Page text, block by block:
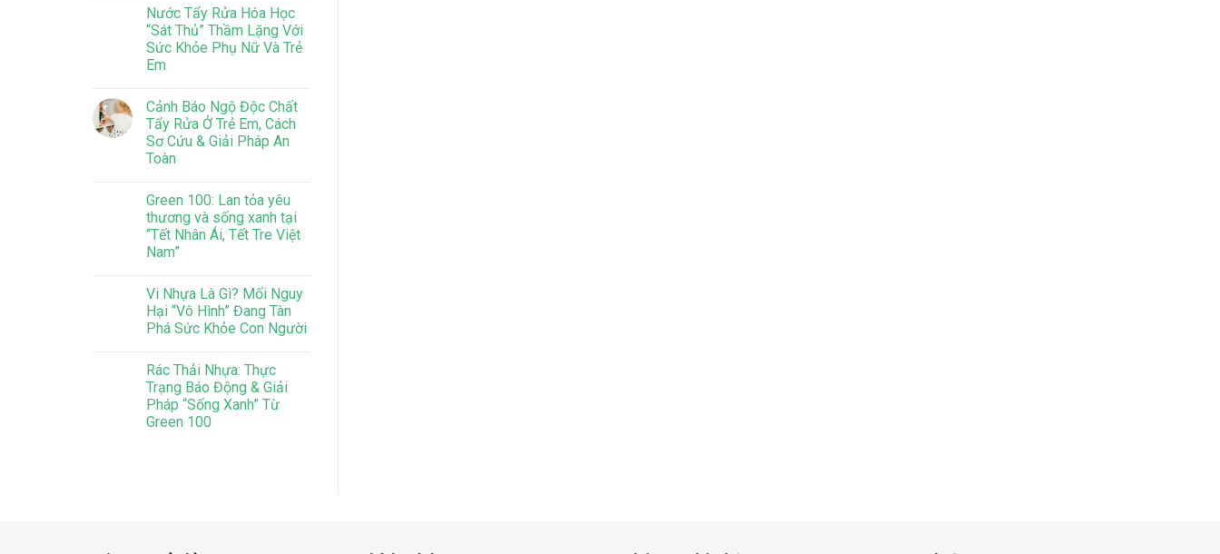
Nước Tẩy Rửa Hóa Học
“Sát Thủ” Thầm Lặng Với
Sức Khỏe Phụ Nữ Và Trẻ
Em
Cảnh Báo Ngộ Độc Chất
Tẩy Rửa Ở Trẻ Em, Cách
Sơ Cứu & Giải Pháp An
Toàn
Green 100: Lan tỏa yêu
thương và sống xanh tại
“Tết Nhân Ái, Tết Tre Việt
Nam”
Vi Nhựa Là Gì? Mối Nguy
Hại “Vô Hình” Đang Tàn
Phá Sức Khỏe Con Người
Rác Thải Nhựa: Thực
Trạng Báo Động & Giải
Pháp “Sống Xanh” Từ
Green 100